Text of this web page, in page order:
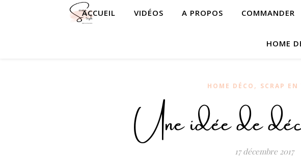
ACCUEIL VIDÉOS A PROPOS COMMANDER
HOME
HOME DÉCO , SCRAP EN
Une idée de17 décembre 2017